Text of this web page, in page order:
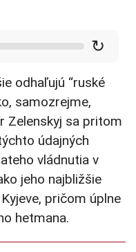
↻
odhaľujú “ruské
samozrejme,
Zelenskyj sa pritom
údajných
vládnutia v
jeho najbližšie
pričom úplne
hetmana.